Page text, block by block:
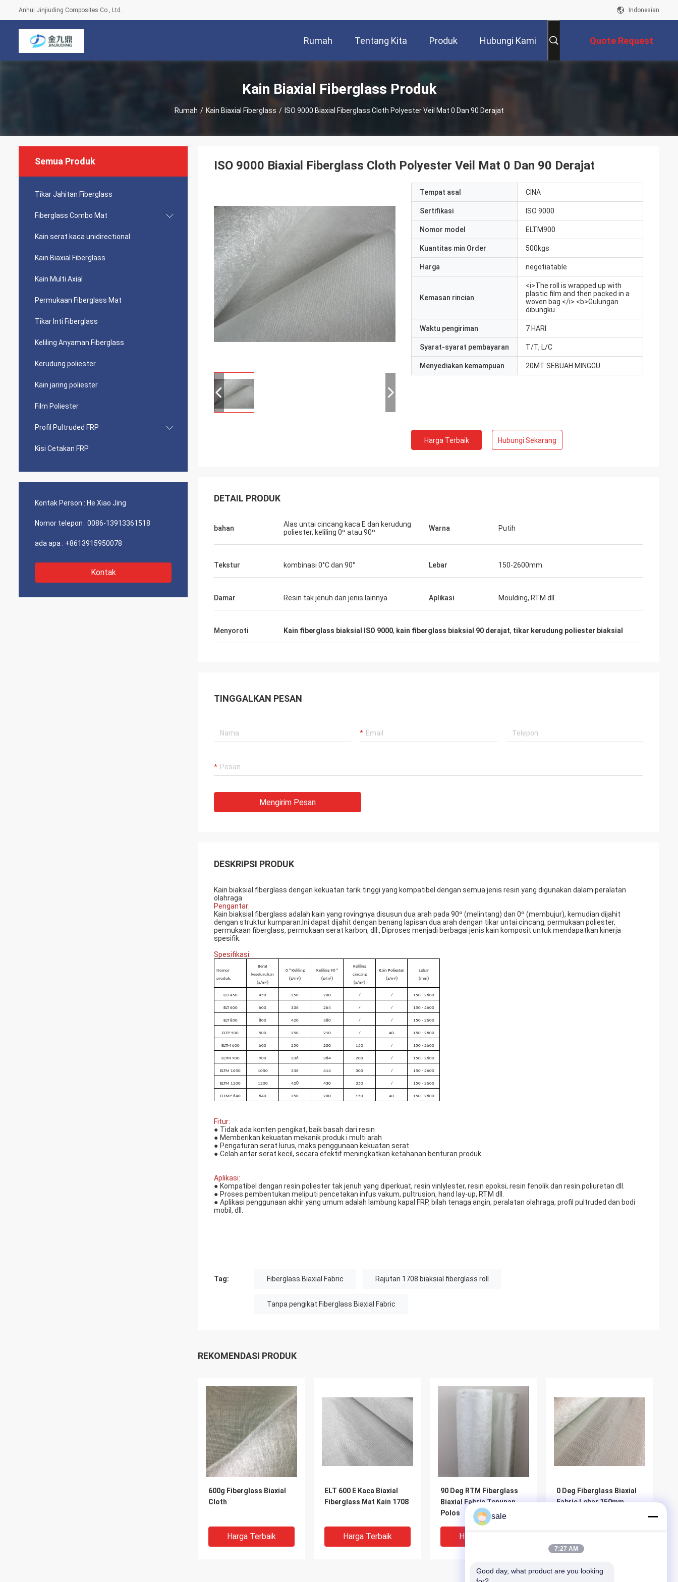
Anhui Jinjiuding Composites Co., Ltd. Indonesian
Rumah Tentang Kita Produk Hubungi Kami Quote Request
Kain Biaxial Fiberglass Produk
Rumah / Kain Biaxial Fiberglass / ISO 9000 Biaxial Fiberglass Cloth Polyester Veil Mat 0 Dan 90 Derajat
Semua Produk
Tikar Jahitan Fiberglass
Fiberglass Combo Mat
Kain serat kaca unidirectional
Kain Biaxial Fiberglass
Kain Multi Axial
Permukaan Fiberglass Mat
Tikar Inti Fiberglass
Keliling Anyaman Fiberglass
Kerudung poliester
Kain jaring poliester
Film Poliester
Profil Pultruded FRP
Kisi Cetakan FRP
Kontak Person : He Xiao Jing
Nomor telepon : 0086-13913361518
ada apa : +8613915950078
Kontak
ISO 9000 Biaxial Fiberglass Cloth Polyester Veil Mat 0 Dan 90 Derajat
Tempat asal CINA
Sertifikasi ISO 9000
Nomor model ELTM900
Kuantitas min Order 500kgs
Harga negotiatable
Kemasan rincian
<i>The roll is wrapped up with
plastic film and then packed in a
woven bag.</i> <b>Gulungan
dibungku
Waktu pengiriman 7 HARI
Syarat-syarat pembayaran T/T, L/C
Menyediakan kemampuan 20MT SEBUAH MINGGU
Harga Terbaik Hubungi Sekarang
DETAIL PRODUK
bahan
Alas untai cincang kaca E dan kerudung
poliester, keliling 0º atau 90º
Warna Putih
Tekstur kombinasi 0°C dan 90° Lebar 150-2600mm
Damar Resin tak jenuh dan jenis lainnya Aplikasi Moulding, RTM dll.
Menyoroti Kain fiberglass biaksial ISO 9000, kain fiberglass biaksial 90 derajat, tikar kerudung poliester biaksial
TINGGALKAN PESAN
Mengirim Pesan
DESKRIPSI PRODUK
Kain biaksial fiberglass dengan kekuatan tarik tinggi yang kompatibel dengan semua jenis resin yang digunakan dalam peralatan
olahraga
Pengantar:
Kain biaksial fiberglass adalah kain yang rovingnya disusun dua arah pada 90º (melintang) dan 0º (membujur), kemudian dijahit
dengan struktur kumparan.Ini dapat dijahit dengan benang lapisan dua arah dengan tikar untai cincang, permukaan poliester,
permukaan fiberglass, permukaan serat karbon, dll., Diproses menjadi berbagai jenis kain komposit untuk mendapatkan kinerja
spesifik.
Spesifikasi:
Nomor
produk.
Berat
keseluruhan
(g/m 2)
0 ° Keliling
(g/m 2)
Keliling 90 °
(g/m 2)
Keliling
cincang
(g/m 2)
Kain Poliester
(g/m2)
Lebar
(mm)
ELT 450 450 250 200 / / 150 - 2600
ELT 600 600 336 264 / / 150 - 2600
ELT 800 800 420 380 / / 150 - 2600
ELTP 500 500 250 210 / 40 150 - 2600
ELTM 600 600 250 200 150 / 150 - 2600
ELTM 900 900 336 364 200 / 150 - 2600
ELTM 1050 1050 336 414 300 / 150 - 2600
ELTM 1200 1200 420 430 350 / 150 - 2600
ELTMP 640 640 250 200 150 40 150 - 2600
Fitur:
● Tidak ada konten pengikat, baik basah dari resin
● Memberikan kekuatan mekanik produk i multi arah
● Pengaturan serat lurus, maks.penggunaan kekuatan serat
● Celah antar serat kecil, secara efektif meningkatkan ketahanan benturan produk
Aplikasi:
● Kompatibel dengan resin poliester tak jenuh yang diperkuat, resin vinlylester, resin epoksi, resin fenolik dan resin poliuretan dll.
● Proses pembentukan meliputi pencetakan infus vakum, pultrusion, hand lay-up, RTM dll.
● Aplikasi penggunaan akhir yang umum adalah lambung kapal FRP, bilah tenaga angin, peralatan olahraga, profil pultruded dan bodi
mobil, dll.
Tag: Fiberglass Biaxial Fabric Rajutan 1708 biaksial fiberglass roll
Tanpa pengikat Fiberglass Biaxial Fabric
REKOMENDASI PRODUK
600g Fiberglass Biaxial
Cloth
Harga Terbaik
ELT 600 E Kaca Biaxial
Fiberglass Mat Kain 1708
Harga Terbaik
90 Deg RTM Fiberglass
Biaxial Fabric Tenunan
Polos
Harga Terbaik
0 Deg Fiberglass Biaxial
Fabric Lebar 150mm
sale
7:27 AM
Good day, what product are you looking